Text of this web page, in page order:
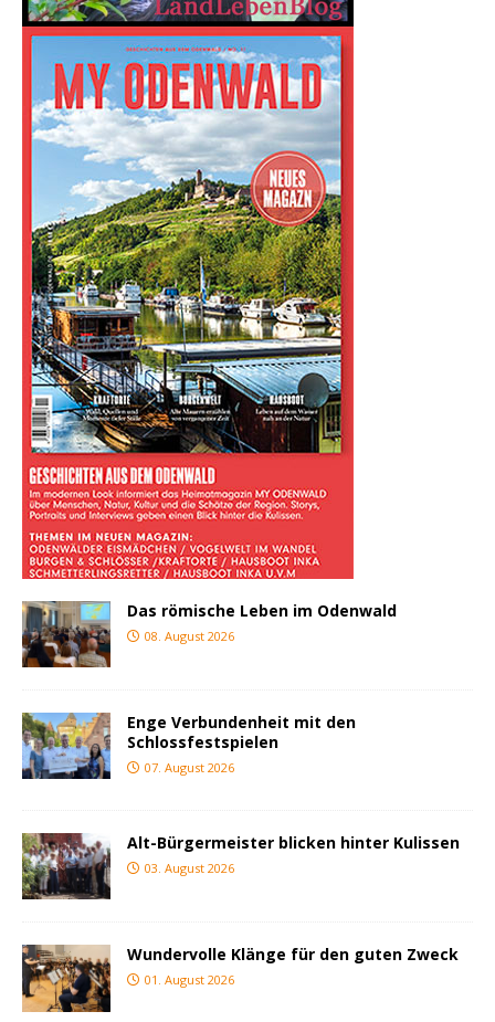
Das römische Leben im Odenwald
08. August 2026
Enge Verbundenheit mit den
Schlossfestspielen
07. August 2026
Alt-Bürgermeister blicken hinter Kulissen
03. August 2026
Wundervolle Klänge für den guten Zweck
01. August 2026